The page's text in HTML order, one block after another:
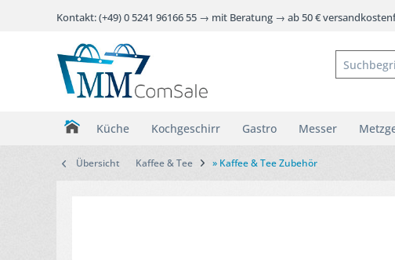
Kontakt: (+49) 0 5241 96166 55 → mit Beratung → ab 50 €
Küche Kochgeschirr Gastro Messer
Übersicht Kaffee & Tee » Kaffee & Tee Zubehör